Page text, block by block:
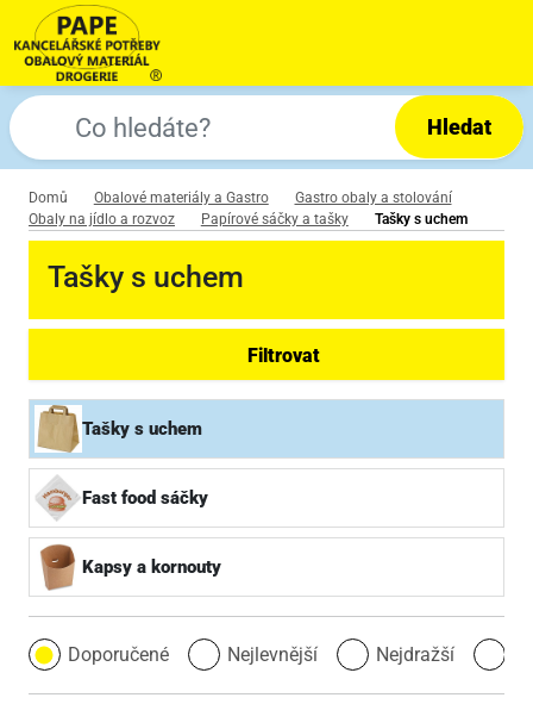
Hledat
Domů Obalové materiály a Gastro
Gastro obaly a stolování
Obaly na jídlo a rozvoz
Papírové sáčky a tašky Tašky s uchem
Tašky s uchem
Filtrovat
Tašky s uchem
Fast food sáčky
Kapsy a kornouty
Doporučené Nejlevnější Nejdražší